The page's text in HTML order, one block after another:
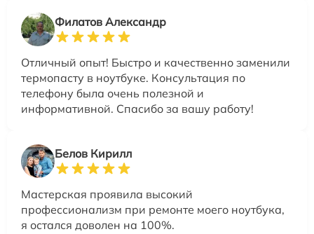
Филатов Александр
Отличный опыт! Быстро и качественно заменили
термопасту в ноутбуке. Консультация по
телефону была очень полезной и
информативной. Спасибо за вашу работу!
Белов Кирилл
Мастерская проявила высокий
профессионализм при ремонте моего ноутбука,
я остался доволен на 100%.